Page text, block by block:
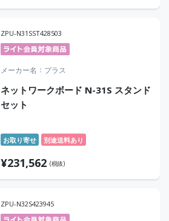
ZPU-N31SST428503
メーカー名 プラス
ネットワークボード N-31S スタンド
セット
お取り寄せ 別途送料あり
¥231,562 (税抜)
ZPU-N32S423945